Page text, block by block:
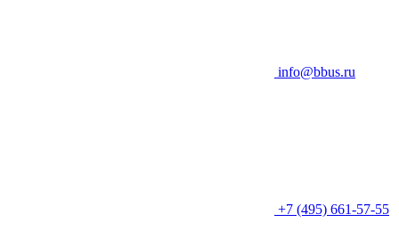
info@bbus.ru
+7 (495) 661-57-55